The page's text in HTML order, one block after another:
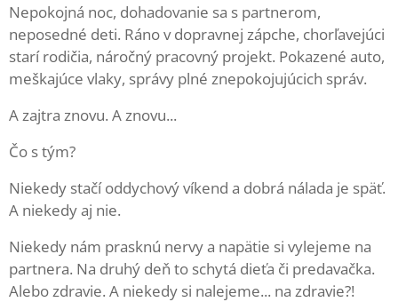
Nepokojná noc, dohadovanie sa s partnerom,
neposedné deti. Ráno v dopravnej zápche, chorľavejúci
starí rodičia, náročný pracovný projekt. Pokazené auto,
meškajúce vlaky, správy plné znepokojujúcich správ.
A zajtra znovu. A znovu...
Čo s tým?
Niekedy stačí oddychový víkend a dobrá nálada je späť.
A niekedy aj nie.
Niekedy nám prasknú nervy a napätie si vylejeme na
partnera. Na druhý deň to schytá dieťa či predavačka.
Alebo zdravie. A niekedy si nalejeme... na zdravie?!